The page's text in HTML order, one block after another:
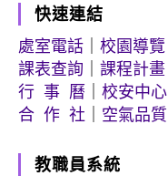
快速連結
處室電話
校園導覽
課表查詢
課程計畫
行 事 曆
校安中心
合 作 社
空氣品質
教職員系統